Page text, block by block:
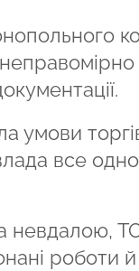
все
невдалою,
роботи й